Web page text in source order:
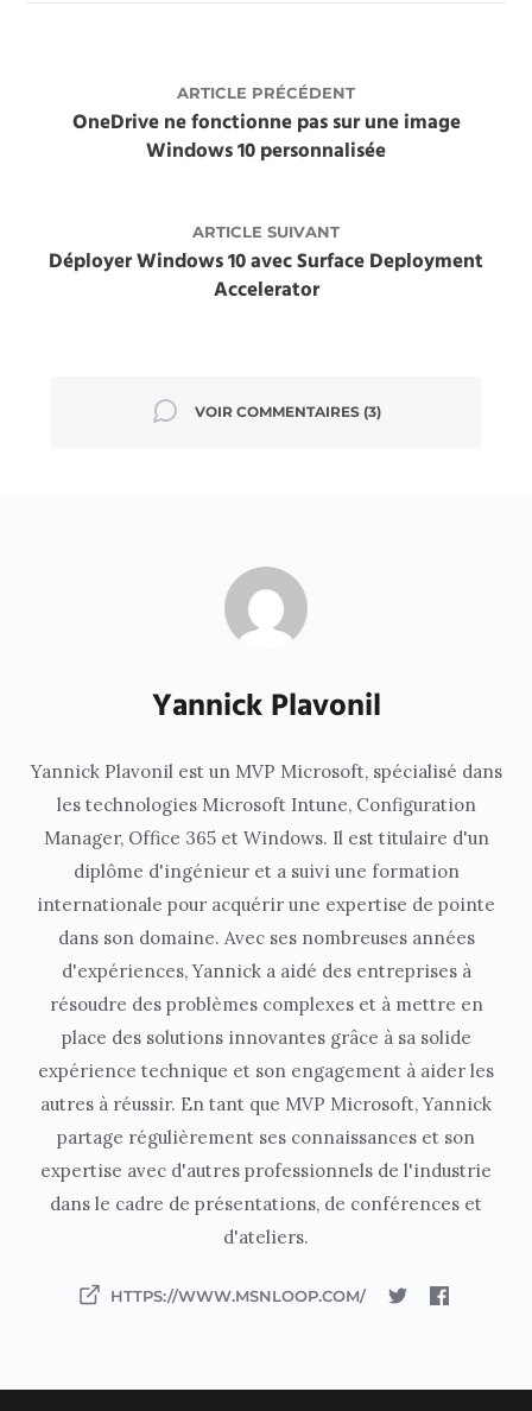
ARTICLE PRÉCÉDENT
OneDrive ne fonctionne pas sur une image
Windows 10 personnalisée
ARTICLE SUIVANT
Déployer Windows 10 avec Surface Deployment
Accelerator
VOIR COMMENTAIRES(3)
Yannick Plavonil
Yannick Plavonil est un MVP Microsoft, spécialisé dans
les technologies Microsoft Intune, Configuration
Manager, Office 365 et Windows. Il est titulaire d'un
diplôme d'ingénieur et a suivi une formation
internationale pour acquérir une expertise de pointe
dans son domaine. Avec ses nombreuses années
d'expériences, Yannick a aidé des entreprises à
résoudre des problèmes complexes et à mettre en
place des solutions innovantes grâce à sa solide
expérience technique et son engagement à aider les
autres à réussir. En tant que MVP Microsoft, Yannick
partage régulièrement ses connaissances et son
expertise avec d'autres professionnels de l'industrie
dans le cadre de présentations, de conférences et
d'ateliers.
HTTPS://WWW.MSNLOOP.COM/